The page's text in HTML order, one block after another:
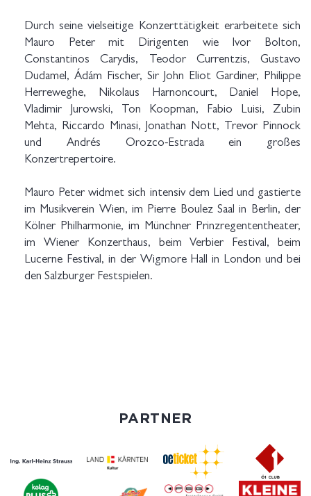
Durch seine vielseitige Konzerttätigkeit erarbeitete sich
Mauro Peter mit Dirigenten wie Ivor Bolton,
Constantinos Carydis, Teodor Currentzis, Gustavo
Dudamel, Ádám Fischer, Sir John Eliot Gardiner, Philippe
Herreweghe, Nikolaus Harnoncourt, Daniel Hope,
Vladimir Jurowski, Ton Koopman, Fabio Luisi, Zubin
Mehta, Riccardo Minasi, Jonathan Nott, Trevor Pinnock
und Andrés Orozco-Estrada ein großes
Konzertrepertoire.
Mauro Peter widmet sich intensiv dem Lied und gastierte
im Musikverein Wien, im Pierre Boulez Saal in Berlin, der
Kölner Philharmonie, im Münchner Prinzregententheater,
im Wiener Konzerthaus, beim Verbier Festival, beim
Lucerne Festival, in der Wigmore Hall in London und bei
den Salzburger Festspielen.
PARTNER